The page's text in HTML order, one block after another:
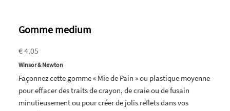
Gomme medium
€ 4.05
Winsor & Newton
Façonnez cette gomme « Mie de Pain » ou plastique moyenne
pour effacer des traits de crayon, de craie ou de fusain
minutieusement ou pour créer de jolis reflets dans vos